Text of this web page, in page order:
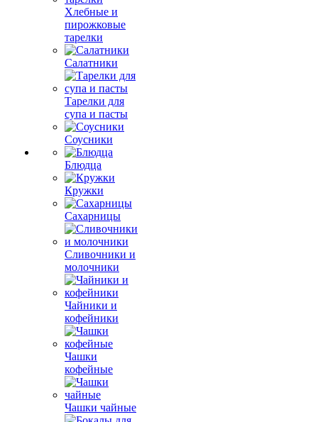
Хлебные и
пирожковые
тарелки
Салатники
Тарелки для
супа и пасты
Соусники
Блюдца
Кружки
Сахарницы
Сливочники и
молочники
Чайники и
кофейники
Чашки
кофейные
Чашки чайные